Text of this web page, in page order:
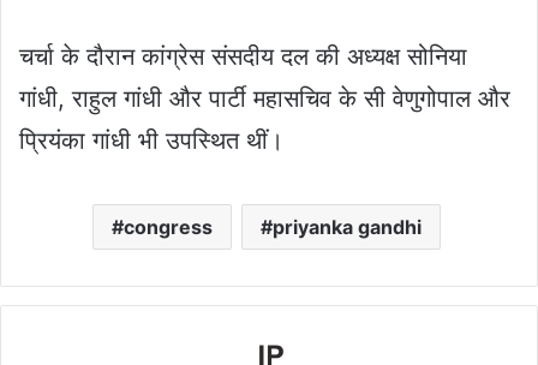
चर्चा के दौरान कांग्रेस संसदीय दल की अध्यक्ष सोनिया
गांधी, राहुल गांधी और पार्टी महासचिव के सी वेणुगोपाल और
प्रियंका गांधी भी उपस्थित थीं।
congress priyanka gandhi